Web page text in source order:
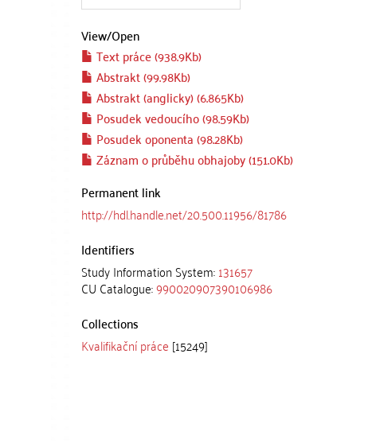
View/Open
Text práce (938.9Kb)
Abstrakt (99.98Kb)
Abstrakt (anglicky) (6.865Kb)
Posudek vedoucího (98.59Kb)
Posudek oponenta (98.28Kb)
Záznam o průběhu obhajoby (151.0Kb)
Permanent link
http://hdl.handle.net/20.500.11956/81786
Identifiers
Study Information System:131657
CU Catalogue:990020907390106986
Collections
Kvalifikační práce [15249]